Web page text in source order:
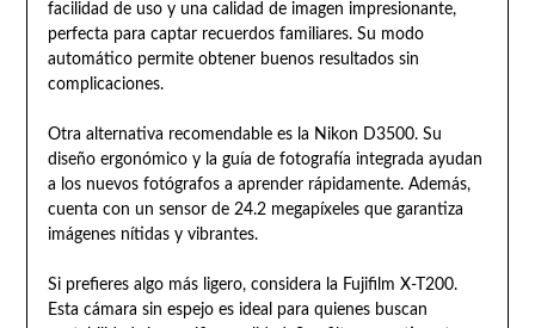
facilidad de uso y una calidad de imagen impresionante,
perfecta para captar recuerdos familiares. Su modo
automático permite obtener buenos resultados sin
complicaciones.
Otra alternativa recomendable es la Nikon D3500. Su
diseño ergonómico y la guía de fotografía integrada ayudan
a los nuevos fotógrafos a aprender rápidamente. Además,
cuenta con un sensor de 24.2 megapíxeles que garantiza
imágenes nítidas y vibrantes.
Si prefieres algo más ligero, considera la Fujifilm X-T200.
Esta cámara sin espejo es ideal para quienes buscan